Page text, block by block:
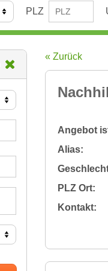
PLZ
« Zurück
Angebot
Alias:
PLZ Ort:
Kontakt: